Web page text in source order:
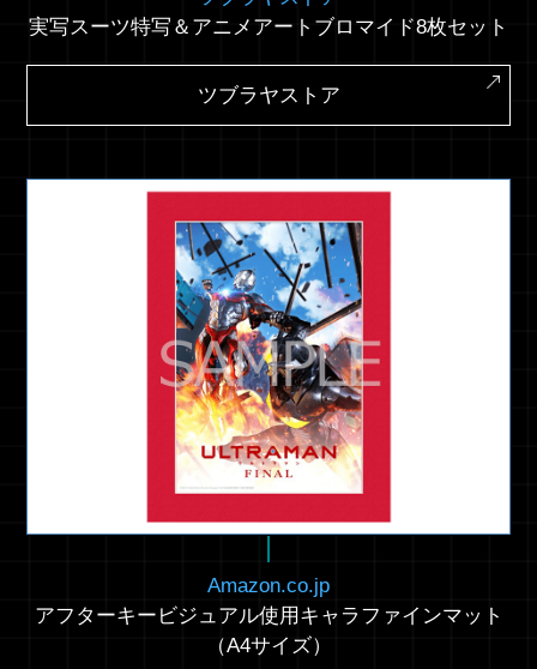
実写スーツ特写＆アニメアートブロマイド8枚セット
ツブラヤストア
Amazon.co.jp
アフターキービジュアル使用キャラファインマット
（A4サイズ）